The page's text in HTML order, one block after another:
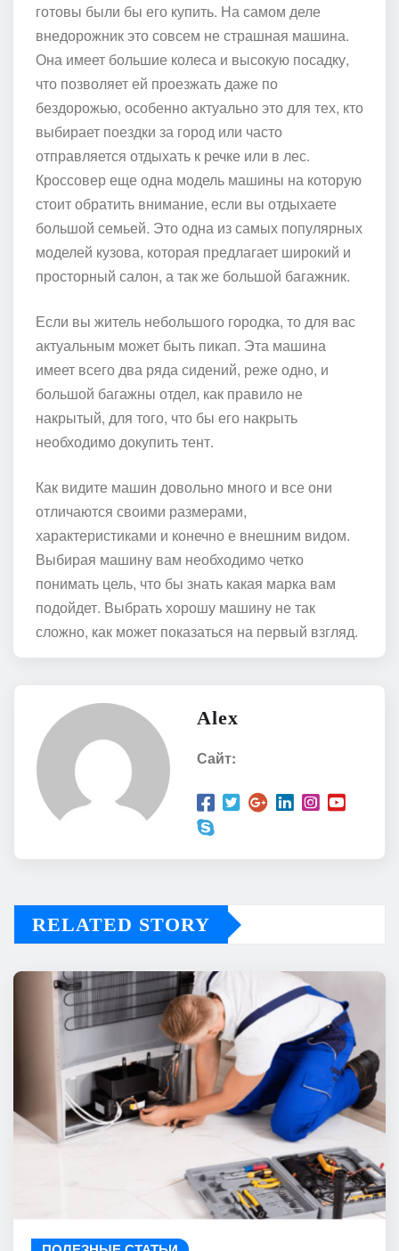
готовы были бы его купить. На самом деле
внедорожник это совсем не страшная машина.
Она имеет большие колеса и высокую посадку,
что позволяет ей проезжать даже по
бездорожью, особенно актуально это для тех, кто
выбирает поездки за город или часто
отправляется отдыхать к речке или в лес.
Кроссовер еще одна модель машины на которую
стоит обратить внимание, если вы отдыхаете
большой семьей. Это одна из самых популярных
моделей кузова, которая предлагает широкий и
просторный салон, а так же большой багажник.
Если вы житель небольшого городка, то для вас
актуальным может быть пикап. Эта машина
имеет всего два ряда сидений, реже одно, и
большой багажны отдел, как правило не
накрытый, для того, что бы его накрыть
необходимо докупить тент.
Как видите машин довольно много и все они
отличаются своими размерами,
характеристиками и конечно е внешним видом.
Выбирая машину вам необходимо четко
понимать цель, что бы знать какая марка вам
подойдет. Выбрать хорошу машину не так
сложно, как может показаться на первый взгляд.
Alex
Сайт:
RELATED STORY